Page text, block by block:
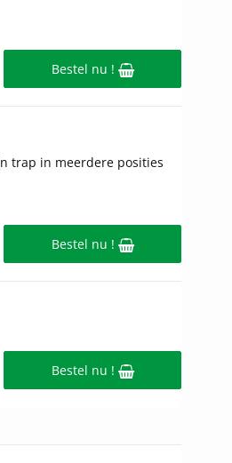
Bestel nu !
trap in meerdere posities
Bestel nu !
Bestel nu !